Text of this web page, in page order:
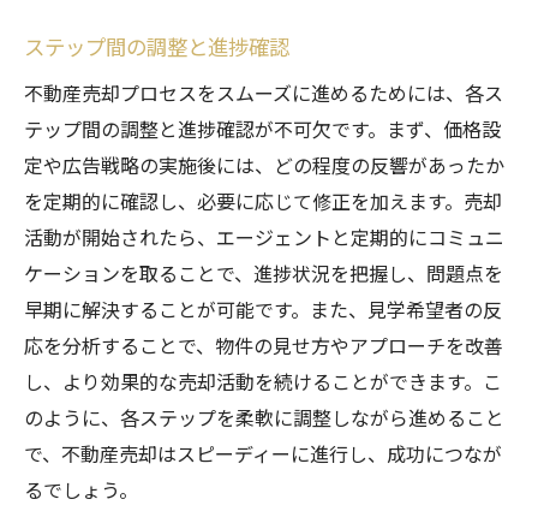
ステップ間の調整と進捗確認
不動産売却プロセスをスムーズに進めるためには、各ス
テップ間の調整と進捗確認が不可欠です。まず、価格設
定や広告戦略の実施後には、どの程度の反響があったか
を定期的に確認し、必要に応じて修正を加えます。売却
活動が開始されたら、エージェントと定期的にコミュニ
ケーションを取ることで、進捗状況を把握し、問題点を
早期に解決することが可能です。また、見学希望者の反
応を分析することで、物件の見せ方やアプローチを改善
し、より効果的な売却活動を続けることができます。こ
のように、各ステップを柔軟に調整しながら進めること
で、不動産売却はスピーディーに進行し、成功につなが
るでしょう。